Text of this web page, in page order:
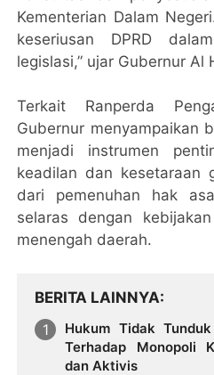
Kementerian Dalam
keseriusan DPRD
legislasi,” ujar Gubernur Al
Terkait Ranperda
Gubernur menyampaikan
menjadi instrumen
keadilan dan kesetaraan
dari pemenuhan hak
selaras dengan
menengah daerah.
BERITA LAINNYA
Hukum Tidak
Terhadap Monopoli
dan Aktivis